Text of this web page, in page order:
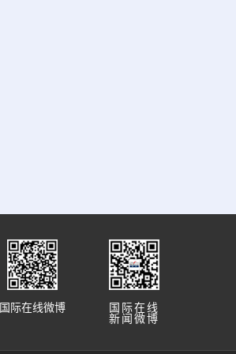
国际在线
新闻微博
国际在线微博